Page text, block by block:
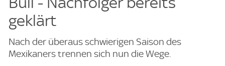
geklärt
Nach der überaus schwierigen Saison des
Mexikaners trennen sich nun die Wege.